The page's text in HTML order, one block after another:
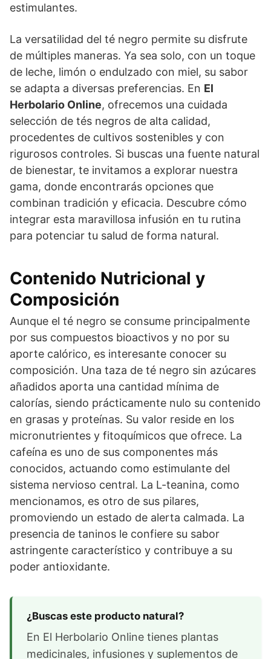
estimulantes.
La versatilidad del té negro permite su disfrute
de múltiples maneras. Ya sea solo, con un toque
de leche, limón o endulzado con miel, su sabor
se adapta a diversas preferencias. En El
Herbolario Online, ofrecemos una cuidada
selección de tés negros de alta calidad,
procedentes de cultivos sostenibles y con
rigurosos controles. Si buscas una fuente natural
de bienestar, te invitamos a explorar nuestra
gama, donde encontrarás opciones que
combinan tradición y eficacia. Descubre cómo
integrar esta maravillosa infusión en tu rutina
para potenciar tu salud de forma natural.
Contenido Nutricional y
Composición
Aunque el té negro se consume principalmente
por sus compuestos bioactivos y no por su
aporte calórico, es interesante conocer su
composición. Una taza de té negro sin azúcares
añadidos aporta una cantidad mínima de
calorías, siendo prácticamente nulo su contenido
en grasas y proteínas. Su valor reside en los
micronutrientes y fitoquímicos que ofrece. La
cafeína es uno de sus componentes más
conocidos, actuando como estimulante del
sistema nervioso central. La L-teanina, como
mencionamos, es otro de sus pilares,
promoviendo un estado de alerta calmada. La
presencia de taninos le confiere su sabor
astringente característico y contribuye a su
poder antioxidante.
¿Buscas este producto natural?
En El Herbolario Online tienes plantas
medicinales, infusiones y suplementos de